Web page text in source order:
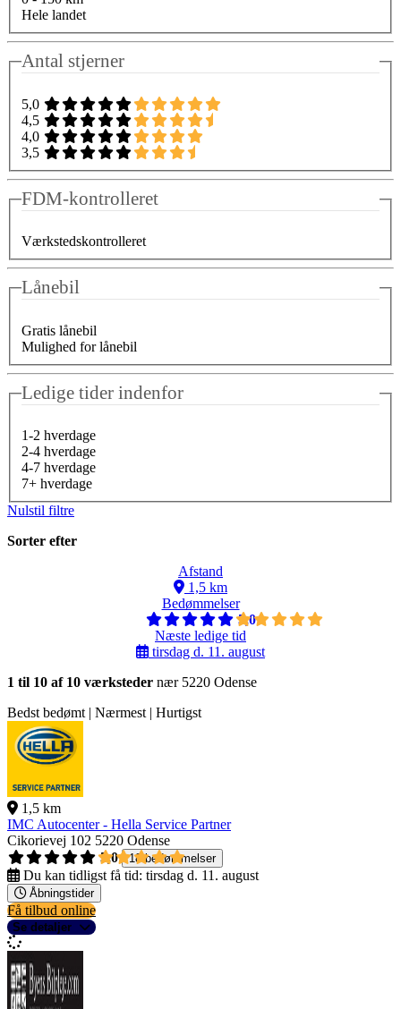
Hele landet
Antal stjerner
5,0
4,5
4,0
3,5
FDM-kontrolleret
Værkstedskontrolleret
Lånebil
Gratis lånebil
Mulighed for lånebil
Ledige tider indenfor
1-2 hverdage
2-4 hverdage
4-7 hverdage
7+ hverdage
Nulstil filtre
Sorter efter
Afstand
1,5 km
Bedømmelser
5,0
Næste ledige tid
tirsdag d. 11. august
1 til 10 af 10 værksteder nær 5220 Odense
Bedst bedømt | Nærmest | Hurtigst
1,5 km
IMC Autocenter - Hella Service Partner
Cikorievej 102 5220 Odense
5,0
18 bedømmelser
Du kan tidligst få tid: tirsdag d. 11. august
Åbningstider
Få tilbud online
Se detaljer